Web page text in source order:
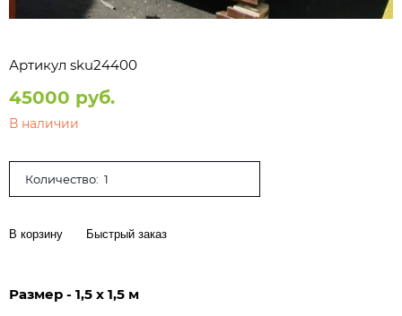
Артикул sku24400
45000 руб.
В наличии
Количество:
В корзину Быстрый заказ
Размер - 1,5 х 1,5 м